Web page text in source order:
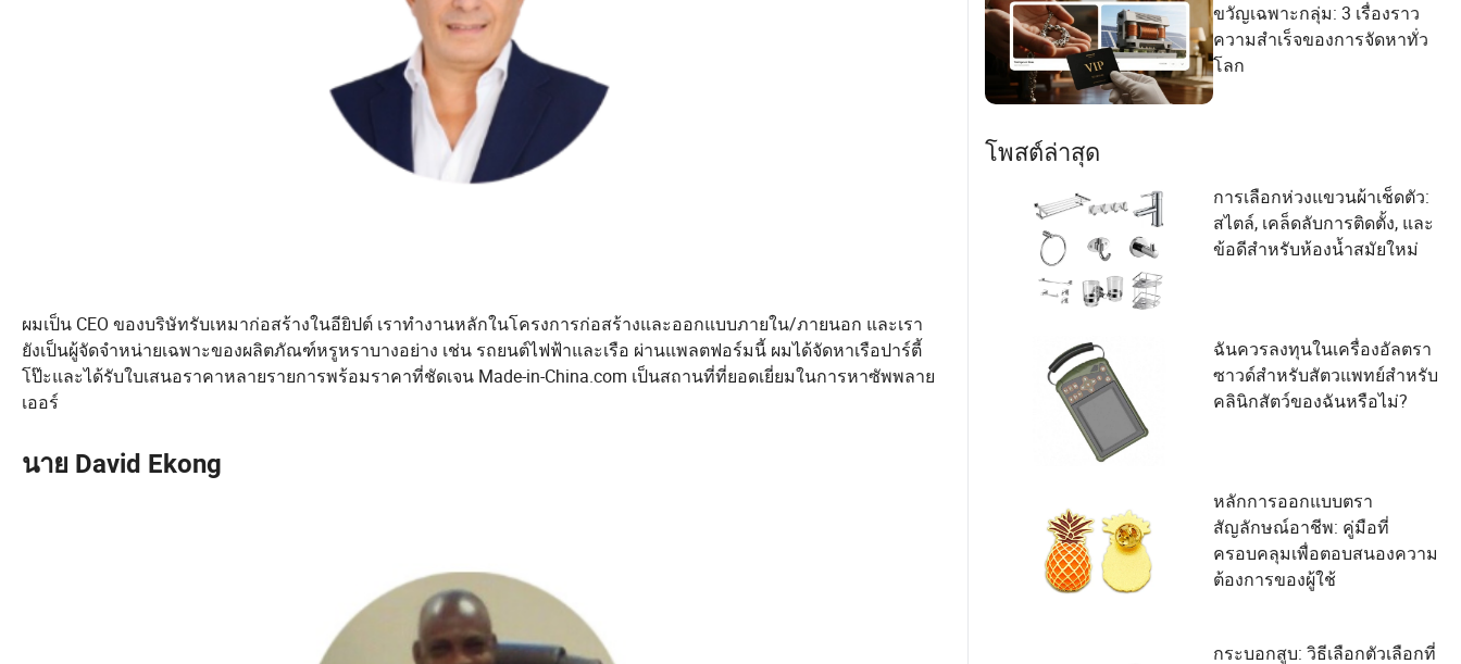
ผมเป็น CEO ของบริษัทรับเหมาก่อสร้างในอียิปต์ เราทำงานหลักในโครงการก่อสร้างและออกแบบภายใน/ภายนอก และเรา
ยังเป็นผู้จัดจำหน่ายเฉพาะของผลิตภัณฑ์หรูหราบางอย่าง เช่น รถยนต์ไฟฟ้าและเรือ ผ่านแพลตฟอร์มนี้ ผมได้จัดหาเรือปาร์ตี้
โป๊ะและได้รับใบเสนอราคาหลายรายการพร้อมราคาที่ชัดเจน Made-in-China.com เป็นสถานที่ที่ยอดเยี่ยมในการหาซัพพลาย
เออร์
นาย David Ekong
ขวัญเฉพาะกลุ่ม: 3 เรื่องราว
ความสำเร็จของการจัดหาทั่ว
โลก
โพสต์ล่าสุด
การเลือกห่วงแขวนผ้าเช็ดตัว:
สไตล์, เคล็ดลับการติดตั้ง, และ
ข้อดีสำหรับห้องน้ำสมัยใหม่
ฉันควรลงทุนในเครื่องอัลตรา
ซาวด์สำหรับสัตวแพทย์สำหรับ
คลินิกสัตว์ของฉันหรือไม่?
หลักการออกแบบตรา
สัญลักษณ์อาชีพ: คู่มือที่
ครอบคลุมเพื่อตอบสนองความ
ต้องการของผู้ใช้
กระบอกสูบ: วิธีเลือกตัวเลือกที่